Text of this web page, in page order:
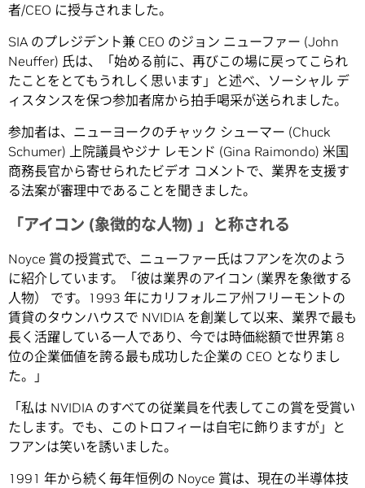
者/CEO に授与されました。
SIA のプレジデント兼 CEO のジョン ニューファー (John
Neuffer) 氏は、「始める前に、再びこの場に戻ってこられ
たことをとてもうれしく思います」と述べ、ソーシャル デ
ィスタンスを保つ参加者席から拍手喝采が送られました。
参加者は、ニューヨークのチャック シューマー (Chuck
Schumer) 上院議員やジナ レモンド (Gina Raimondo) 米国
商務長官から寄せられたビデオ コメントで、業界を支援す
る法案が審理中であることを聞きました。
「アイコン (象徴的な人物) 」と称される
Noyce 賞の授賞式で、ニューファー氏はフアンを次のよう
に紹介しています。「彼は業界のアイコン (業界を象徴する
人物） です。1993 年にカリフォルニア州フリーモントの
賃貸のタウンハウスで NVIDIA を創業して以来、業界で最も
長く活躍している一人であり、今では時価総額で世界第 8
位の企業価値を誇る最も成功した企業の CEO となりまし
た。」
「私は NVIDIA のすべての従業員を代表してこの賞を受賞い
たします。でも、このトロフィーは自宅に飾りますが」と
フアンは笑いを誘いました。
1991 年から続く毎年恒例の Noyce 賞は、現在の半導体技